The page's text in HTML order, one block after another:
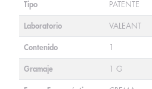
Tipo PATENTE
Laboratorio VALEANT
Contenido 1
Gramaje 1 G